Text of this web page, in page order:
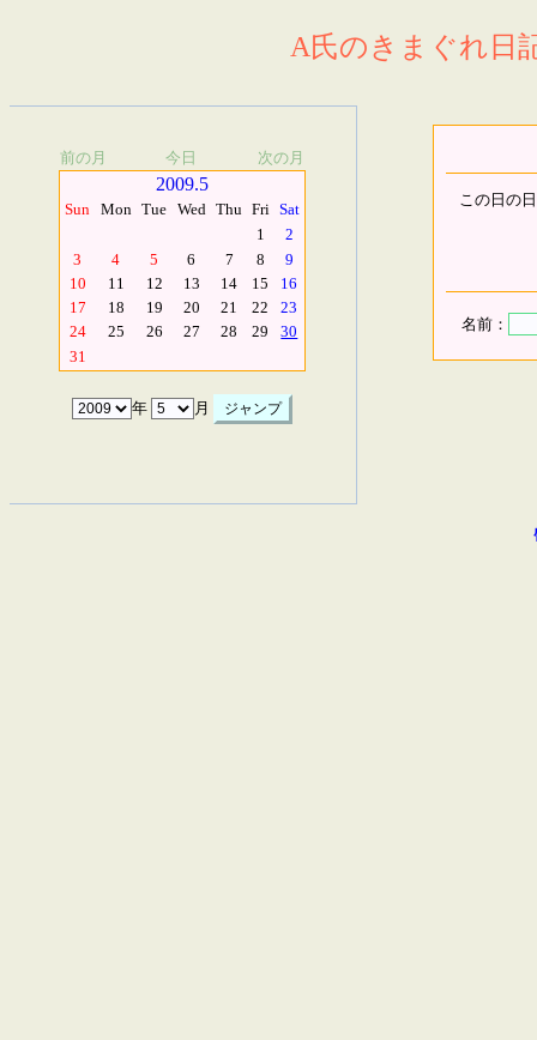
A氏のきまぐれ日
前の月 今日 次の月
2009.5
Sun Mon Tue Wed Thu Fri Sat
1
2
3
4 5 6 7 8
9
10
11 12 13 14 15
16
17
18 19 20 21 22
23
24
25 26 27 28 29
30
31
年 月
この日の
名前：